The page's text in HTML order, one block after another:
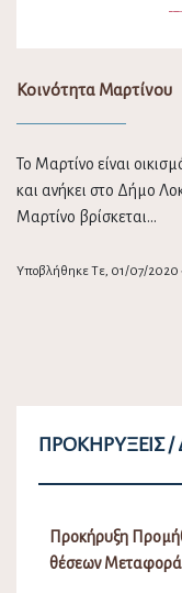
Κοινότητα Μαρτίνου
Το Μαρτίνο είναι
και ανήκει στο Δήμο
Μαρτίνο βρίσκεται…
Υποβλήθηκε Τε, 01/07/2020
ΠΡΟΚΗΡΎΞΕΙΣ /
Προκήρυξη
θέσεων